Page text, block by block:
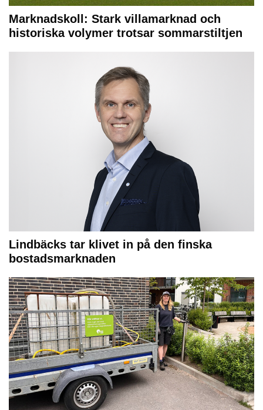
Marknadskoll: Stark villamarknad och
historiska volymer trotsar sommarstiltjen
Lindbäcks tar klivet in på den finska
bostadsmarknaden